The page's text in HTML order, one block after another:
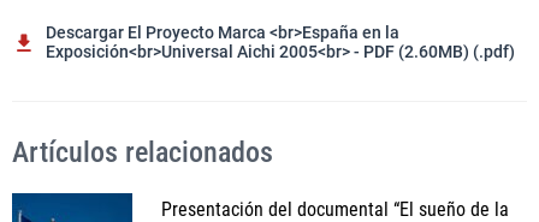
Descargar El Proyecto Marca <br>España en la
Exposición<br>Universal Aichi 2005<br> - PDF (2.60MB) (.pdf)
Artículos relacionados
Presentación del documental “El sueño de la